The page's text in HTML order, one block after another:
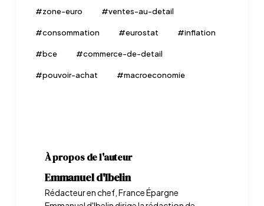
#zone-euro #ventes-au-detail
#consommation #eurostat #inflation
#bce #commerce-de-detail
#pouvoir-achat #macroeconomie
À propos de l'auteur
Emmanuel d'Ibelin
Rédacteur en chef, France Épargne